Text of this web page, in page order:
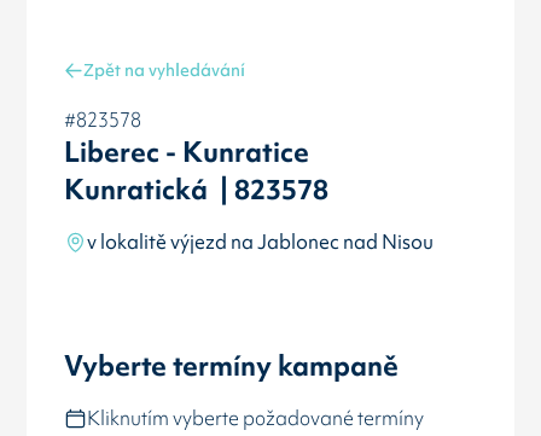
Zpět na vyhledávání
#823578
Liberec - Kunratice
Kunratická | 823578
v lokalitě výjezd na Jablonec nad Nisou
Vyberte termíny kampaně
Kliknutím vyberte požadované termíny